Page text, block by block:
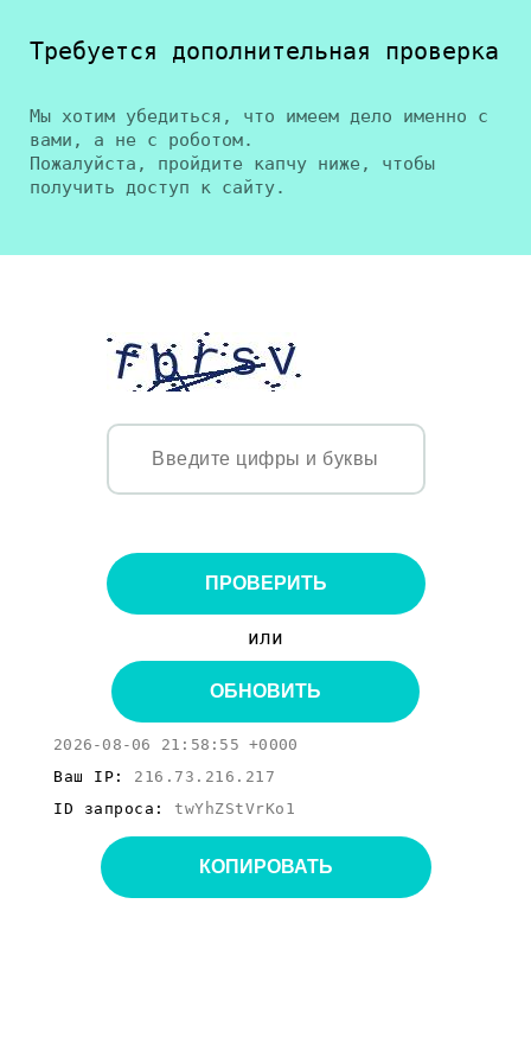
Требуется дополнительная проверка
Мы хотим убедиться, что имеем дело именно с
вами, а не с роботом.
Пожалуйста, пройдите капчу ниже, чтобы
получить доступ к сайту.
ПРОВЕРИТЬ
или
ОБНОВИТЬ
2026-08-06 21:58:55 +0000
Ваш IP: 216.73.216.217
ID запроса: twYhZStVrKo1
КОПИРОВАТЬ